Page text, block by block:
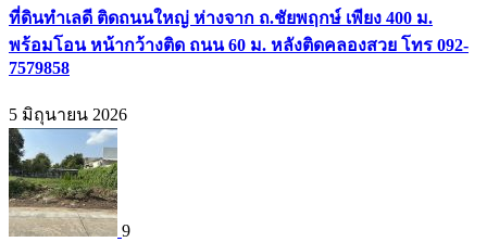
ที่ดินทำเลดี ติดถนนใหญ่ ห่างจาก ถ.ชัยพฤกษ์ เพียง 400 ม.
พร้อมโอน หน้ากว้างติด ถนน 60 ม. หลังติดคลองสวย โทร 092-
7579858
5 มิถุนายน 2026
9